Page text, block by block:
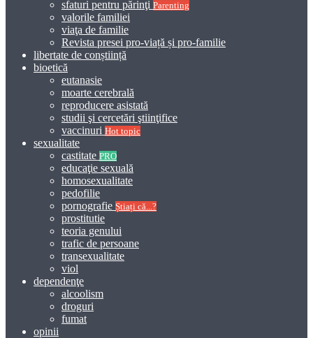
sfaturi pentru părinţi Parenting
valorile familiei
viaţa de familie
Revista presei pro-viață și pro-familie
libertate de conștiință
bioetică
eutanasie
moarte cerebrală
reproducere asistată
studii şi cercetări ştiinţifice
vaccinuri Hot topic
sexualitate
castitate PRO
educaţie sexuală
homosexualitate
pedofilie
pornografie Știați că...?
prostitutie
teoria genului
trafic de persoane
transexualitate
viol
dependenţe
alcoolism
droguri
fumat
opinii